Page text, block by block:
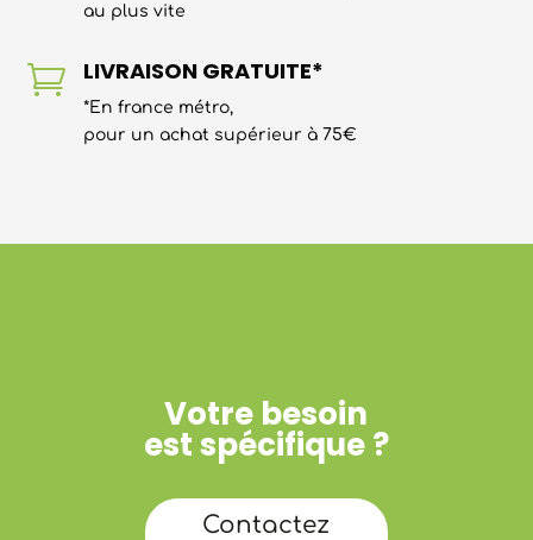
au plus vite
 LIVRAISON GRATUITE*
*En france métro,
pour un achat supérieur à 75€
Votre besoin
est spécifique ?
Contactez